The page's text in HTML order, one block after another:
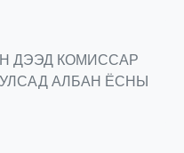
ДЭЭД КОМИССАР
АЛБАН ЁСНЫ